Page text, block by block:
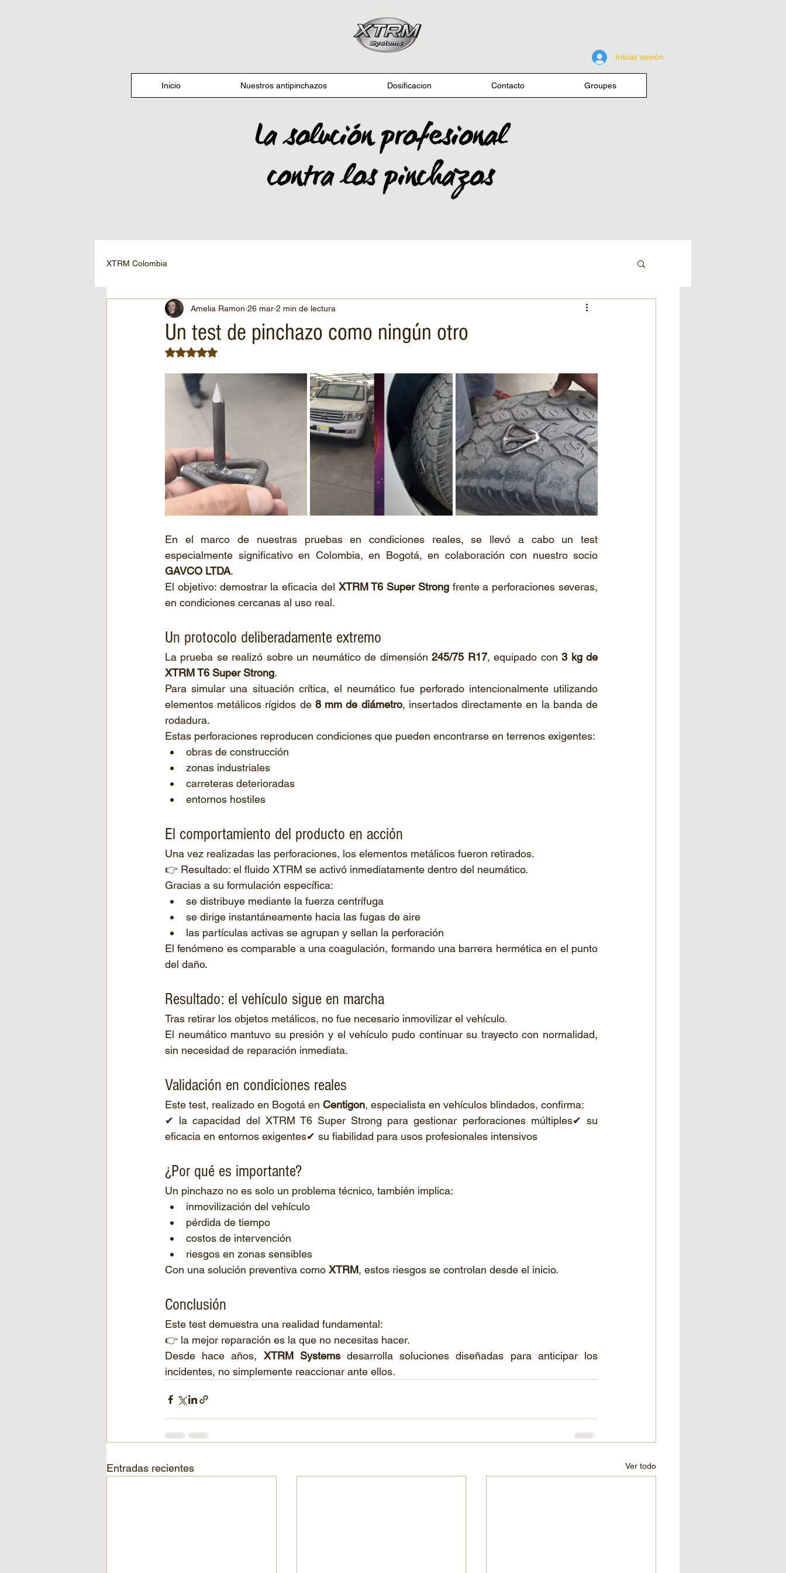
Iniciar sesión
Inicio Nuestros antipinchazos Dosificacion Contacto Groupes
XTRM Colombia
Un test de pinchazo como ningún otro
Amelia Ramon 26 mar 2 min de lectura
Obtuvo NaN de 5 estrellas.
En el marco de nuestras pruebas en condiciones reales, se llevó a cabo un test
GAVCO LTDA.
El objetivo: demostrar la eficacia del XTRM T6 Super Strong frente a perforaciones severas,
en condiciones cercanas al uso real.
Un protocolo deliberadamente extremo
La prueba se realizó sobre un neumático de dimensión 245/75 R17, equipado con 3 kg de
XTRM T6 Super Strong.
Para simular una situación crítica, el neumático fue perforado intencionalmente utilizando
elementos metálicos rígidos de 8 mm de diámetro, insertados directamente en la banda de
rodadura.
Estas perforaciones reproducen condiciones que pueden encontrarse en terrenos exigentes:
obras de construcción
zonas industriales
carreteras deterioradas
entornos hostiles
El comportamiento del producto en acción
Una vez realizadas las perforaciones, los elementos metálicos fueron retirados.
👉 Resultado: el fluido XTRM se activó inmediatamente dentro del neumático.
Gracias a su formulación específica:
se distribuye mediante la fuerza centrífuga
se dirige instantáneamente hacia las fugas de aire
las partículas activas se agrupan y sellan la perforación
El fenómeno es comparable a una coagulación, formando una barrera hermética en el punto
del daño.
Resultado: el vehículo sigue en marcha
Tras retirar los objetos metálicos, no fue necesario inmovilizar el vehículo.
El neumático mantuvo su presión y el vehículo pudo continuar su trayecto con normalidad,
sin necesidad de reparación inmediata.
Validación en condiciones reales
Este test, realizado en Bogotá en Centigon, especialista en vehículos blindados, confirma:
✔ la capacidad del XTRM T6 Super Strong para gestionar perforaciones múltiples✔ su
eficacia en entornos exigentes✔ su fiabilidad para usos profesionales intensivos
¿Por qué es importante?
Un pinchazo no es solo un problema técnico, también implica:
inmovilización del vehículo
pérdida de tiempo
costos de intervención
riesgos en zonas sensibles
Con una solución preventiva como XTRM, estos riesgos se controlan desde el inicio.
Conclusión
Este test demuestra una realidad fundamental:
👉 la mejor reparación es la que no necesitas hacer.
Desde hace años, XTRM Systems desarrolla soluciones diseñadas para anticipar los
incidentes, no simplemente reaccionar ante ellos.
Entradas recientes Ver todo